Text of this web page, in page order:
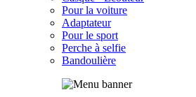
Pour la voiture
Adaptateur
Pour le sport
Perche à selfie
Bandoulière